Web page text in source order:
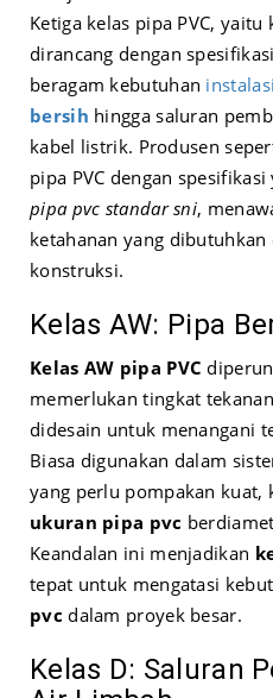
Ketiga kelas pipa PVC, yaitu
dirancang dengan
beragam kebutuhan instalasi
bersih hingga saluran
kabel listrik. Produsen
pipa PVC dengan
pipa pvc standar sni,
ketahanan yang
konstruksi.
Kelas AW: Pipa
Kelas AW pipa PVC
memerlukan tingkat
didesain untuk menangani
Biasa digunakan dalam
yang perlu pompakan kuat,
ukuran pipa pvc
Keandalan ini menjadikan
tepat untuk mengatasi
pvc dalam proyek besar.
Kelas D: Saluran